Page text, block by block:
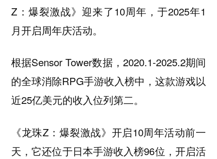
Z：爆裂激战》迎来了10周年，于2025年1
月开启周年庆活动。
根据Sensor Tower数据，2020.1-2025.2期间
的全球消除RPG手游收入榜中，这款游戏以
近25亿美元的收入位列第二。
《龙珠Z：爆裂激战》开启10周年活动前一
天，它还位于日本手游收入榜96位，开启活